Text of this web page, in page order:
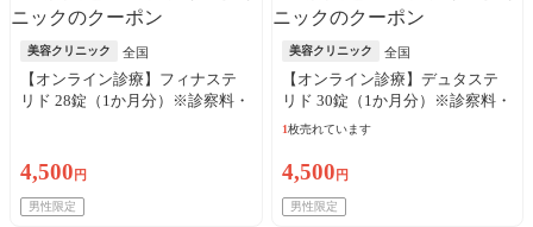
美容クリニック 全国
【オンライン診療】フィナステ
リド 28錠（1か月分）※診察料・
4,500 円
男性限定
美容クリニック 全国
【オンライン診療】デュタステ
リド 30錠（1か月分）※診察料・
送料込／来院歴問わず購入可
1枚売れています
4,500 円
男性限定